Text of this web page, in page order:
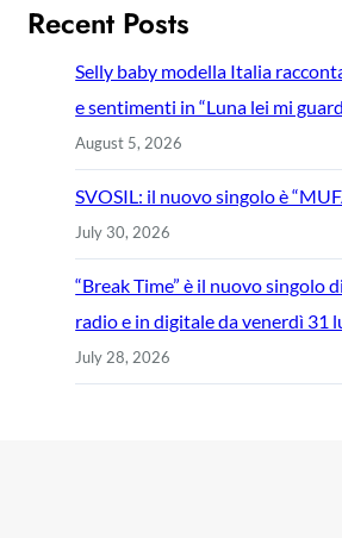
Recent Posts
Selly baby modella Italia
e sentimenti in “Luna lei mi
August 5, 2026
SVOSIL: il nuovo singolo è
July 30, 2026
“Break Time” è il nuovo singolo
radio e in digitale da venerdì 31
July 28, 2026